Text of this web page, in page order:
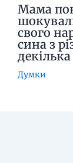
Мама
свого
сина з
Думки